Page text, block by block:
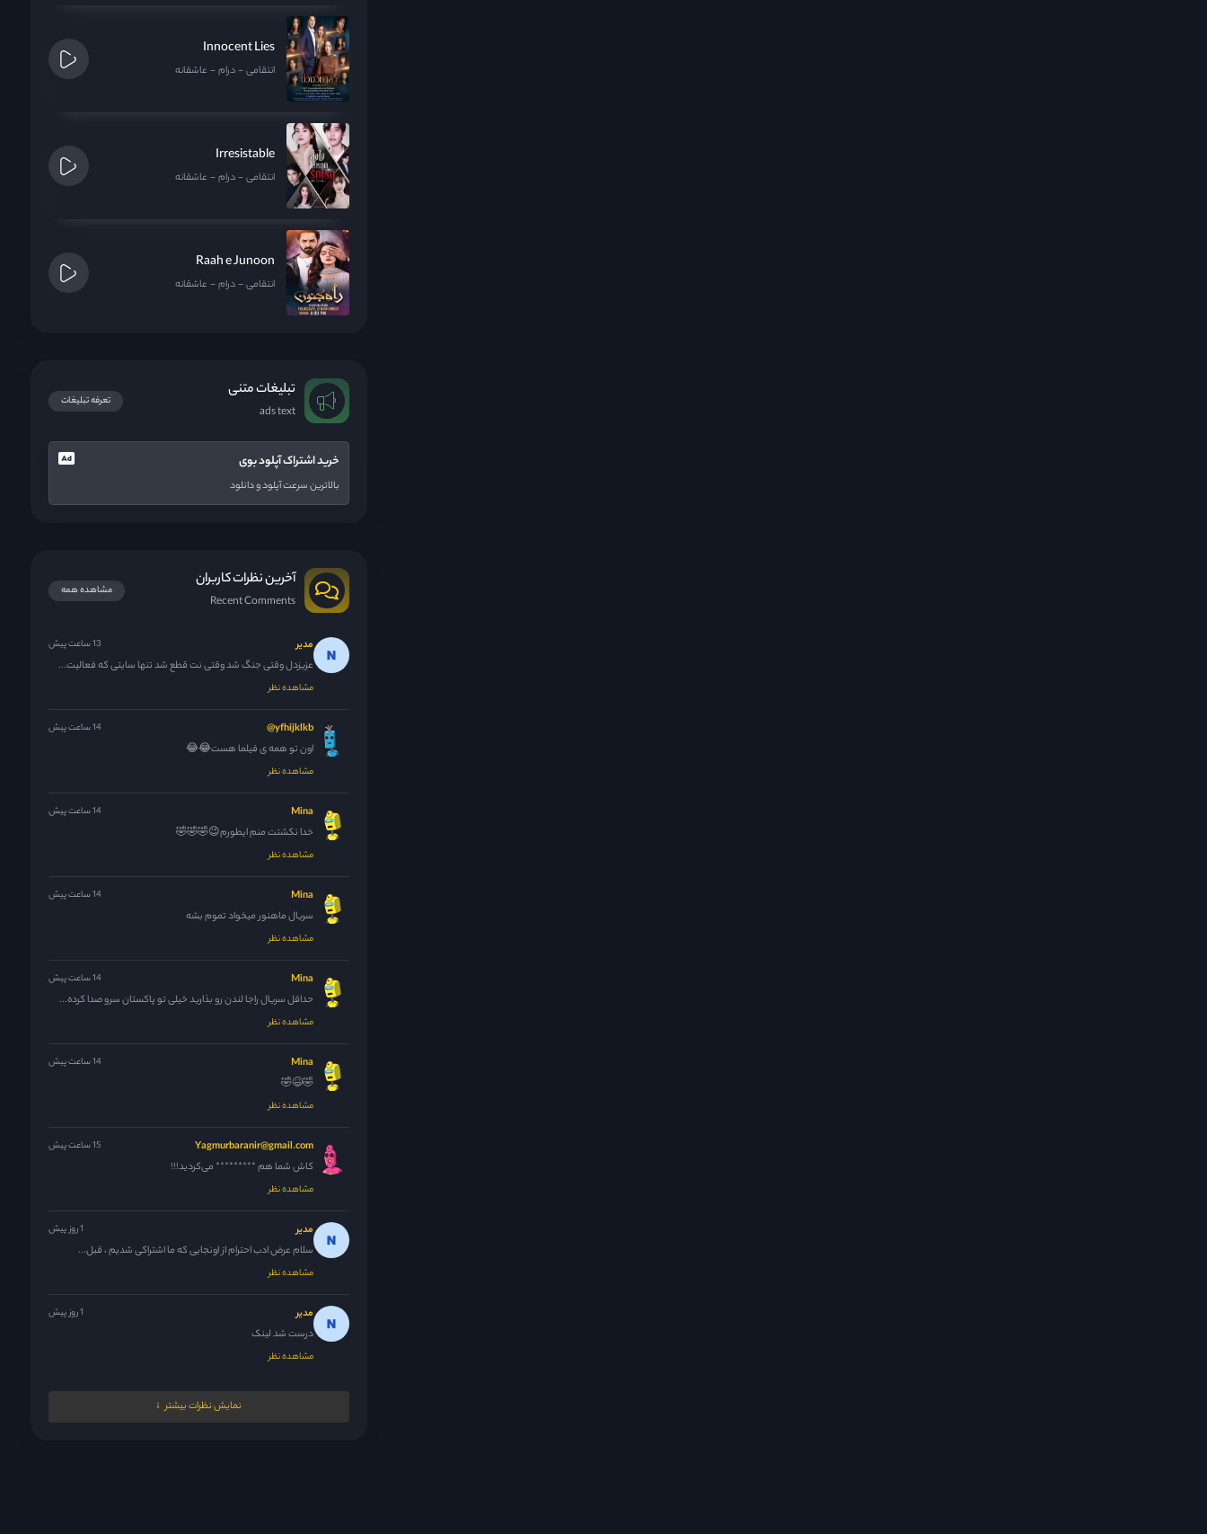
Innocent Lies
انتقامی درام عاشقانه
Irresistable
انتقامی درام عاشقانه
Raah e Junoon
انتقامی درام عاشقانه
تبلیغات متنی
ads text
تعرفه تبلیغات
خرید اشتراک آپلود بوی
بالاترین سرعت آپلود و دانلود
آخرین نظرات کاربران
Recent Comments
مشاهده همه
مدیر 13 ساعت پیش
عزیزدل وقتی جنگ شد وقتی نت قطع شد تنها سایتی که فعالیت...
مشاهده نظر
yfhijklkb@ 14 ساعت پیش
اون تو همه ی فیلما هست😂😂
مشاهده نظر
Mina 14 ساعت پیش
خدا نکشتت منم ایطورم😉🤣🤣🤣
مشاهده نظر
Mina 14 ساعت پیش
سریال ماهنور میخواد تموم بشه
مشاهده نظر
Mina 14 ساعت پیش
حداقل سریال راجا لندن رو بذارید خیلی تو پاکستان سرو صدا کرده...
مشاهده نظر
Mina 14 ساعت پیش
🤣😆🤣
مشاهده نظر
Yagmurbaranir@gmail.com 15 ساعت پیش
کاش شما هم ********* می‌کردید!!!
مشاهده نظر
مدیر 1 روز پیش
سلام عرض ادب احترام از اونجایی که ما اشتراکی شدیم ، قبل...
مشاهده نظر
مدیر 1 روز پیش
درست شد لینک
مشاهده نظر
دوستان اعتراف کردن بالاخره ولی از اون جایی که با سریال پاکستانی...
نمایش نظرات بیشتر